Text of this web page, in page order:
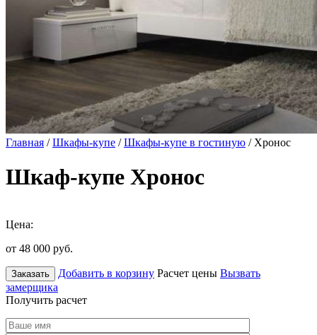
Главная /Шкафы-купе /Шкафы-купе в гостиную / Хронос
Шкаф-купе Хронос
Цена:
от 48 000 руб.
Заказать Добавить в корзину Расчет цены Вызвать
замерщика
Получить расчет